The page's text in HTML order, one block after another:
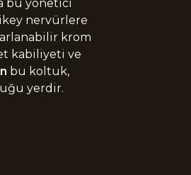
bu yönetici
nervürlere
krom
kabiliyeti ve
bu koltuk,
yerdir.